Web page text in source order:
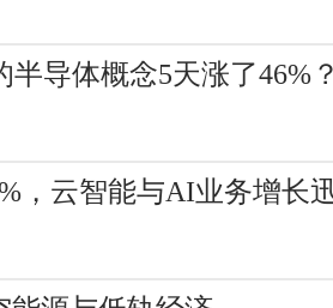
半导体概念5天涨了46%
，云智能与AI业务增长